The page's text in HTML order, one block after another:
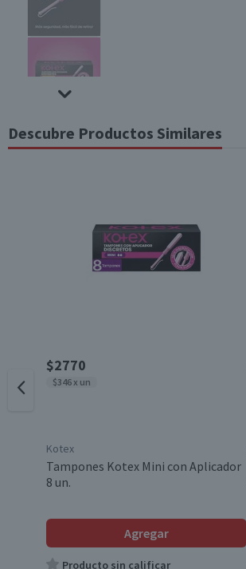
Descubre Productos Similares
$2770
$346 x un
Kotex
Tampones Kotex Mini con Aplicador
8 un.
Agregar
Producto sin calificar